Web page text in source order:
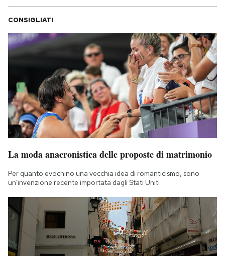
CONSIGLIATI
La moda anacronistica delle proposte di matrimonio
Per quanto evochino una vecchia idea di romanticismo, sono
un'invenzione recente importata dagli Stati Uniti